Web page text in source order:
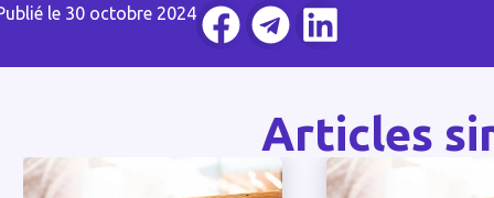
le 30 octobre 2024
Articles